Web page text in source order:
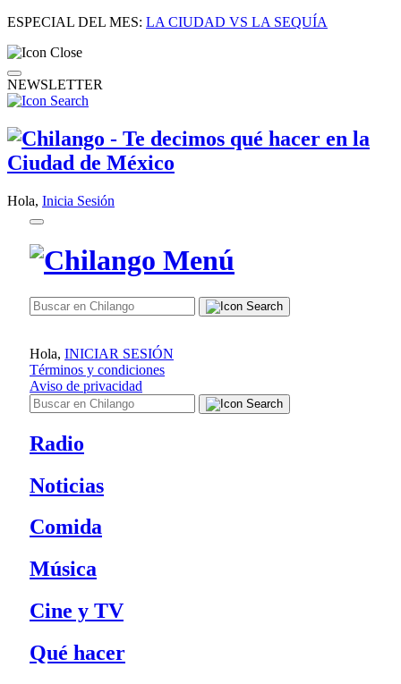
ESPECIAL DEL MES: LA CIUDAD VS LA SEQUÍA
NEWSLETTER
Hola, Inicia Sesión
Hola, INICIAR SESIÓN
Términos y condiciones
Aviso de privacidad
Radio
Noticias
Comida
Música
Cine y TV
Qué hacer